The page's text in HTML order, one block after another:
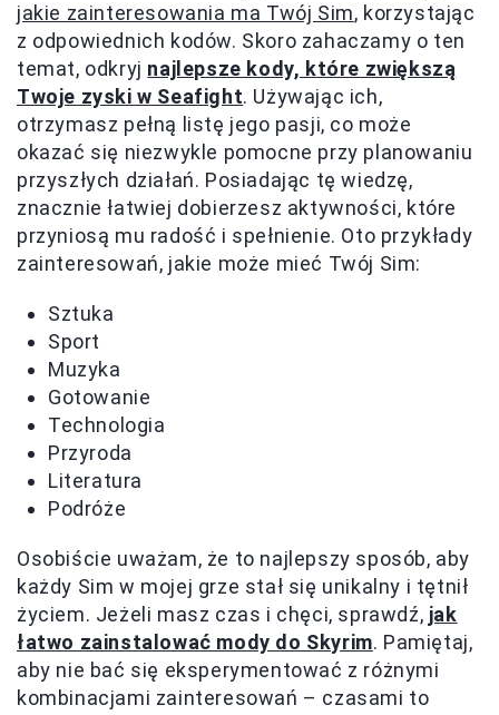
jakie zainteresowania ma Twój Sim, korzystając
z odpowiednich kodów. Skoro zahaczamy o ten
temat, odkryj najlepsze kody, które zwiększą
Twoje zyski w Seafight. Używając ich,
otrzymasz pełną listę jego pasji, co może
okazać się niezwykle pomocne przy planowaniu
przyszłych działań. Posiadając tę wiedzę,
znacznie łatwiej dobierzesz aktywności, które
przyniosą mu radość i spełnienie. Oto przykłady
zainteresowań, jakie może mieć Twój Sim:
Sztuka
Sport
Muzyka
Gotowanie
Technologia
Przyroda
Literatura
Podróże
Osobiście uważam, że to najlepszy sposób, aby
każdy Sim w mojej grze stał się unikalny i tętnił
życiem. Jeżeli masz czas i chęci, sprawdź, jak
łatwo zainstalować mody do Skyrim. Pamiętaj,
aby nie bać się eksperymentować z różnymi
kombinacjami zainteresowań – czasami to